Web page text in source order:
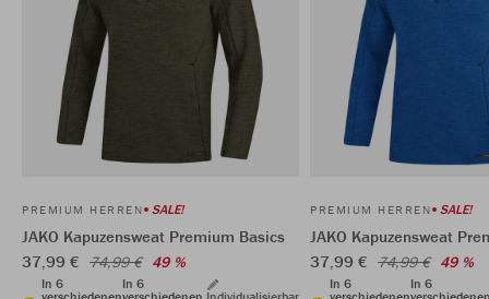
PREMIUM HERREN SALE!
JAKO Kapuzensweat Premium Basics
37,99 € 74,99 € 49 %
In 6
In 6
PREMIUM HERREN SALE!
JAKO Kapuzensweat
37,99 € 74,99 € 49 %
In 6
In 6